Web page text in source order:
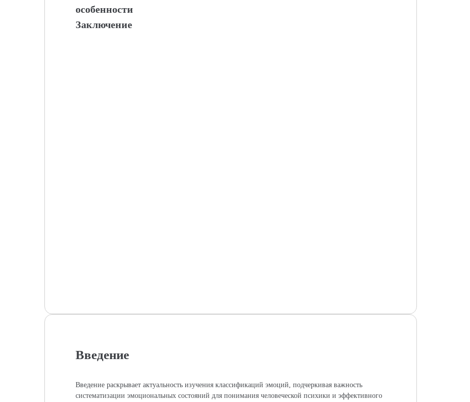
особенности
Заключение
Введение
Введение раскрывает актуальность изучения классификаций эмоций, подчеркивая важность
систематизации эмоциональных состояний для понимания человеческой психики и эффективного